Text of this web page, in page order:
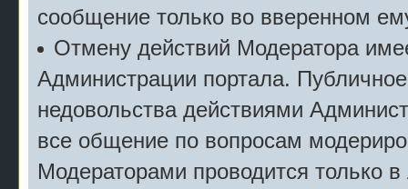
сообщение только во вверенном
Отмену действий Модератора
Администрации портала.
недовольства действиями
все общение по вопросам
Модераторами проводится только